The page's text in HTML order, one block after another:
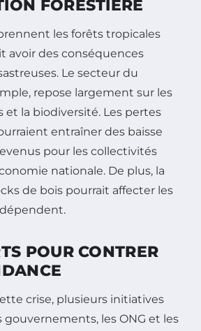
FORESTIÈRE
les forêts tropicales
avoir des conséquences
Le secteur du
repose largement sur les
et la biodiversité. Les pertes
entraîner des baisse
pour les collectivités
nationale. De plus, la
de bois pourrait affecter les
POUR CONTRER
crise, plusieurs initiatives
gouvernements, les ONG et les